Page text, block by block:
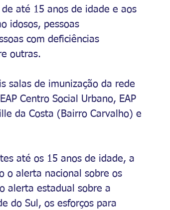
até 15 anos de idade e aos
idosos, pessoas
com deficiências
outras.
salas de imunização da rede
Centro Social Urbano, EAP
da Costa (Bairro Carvalho) e
até os 15 anos de idade, a
o alerta nacional sobre os
alerta estadual sobre a
do Sul, os esforços para